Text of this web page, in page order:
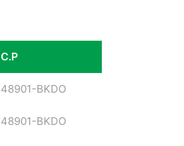
C.P
C.P
48901-BKDO
48901-BKDO